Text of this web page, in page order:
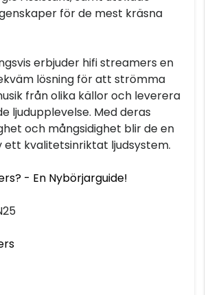
för de mest kräsna
erbjuder hifi streamers en
lösning för att strömma
från olika källor och leverera
ljudupplevelse. Med deras
och mångsidighet blir de en
ett kvalitetsinriktat ljudsystem.
- En Nybörjarguide!